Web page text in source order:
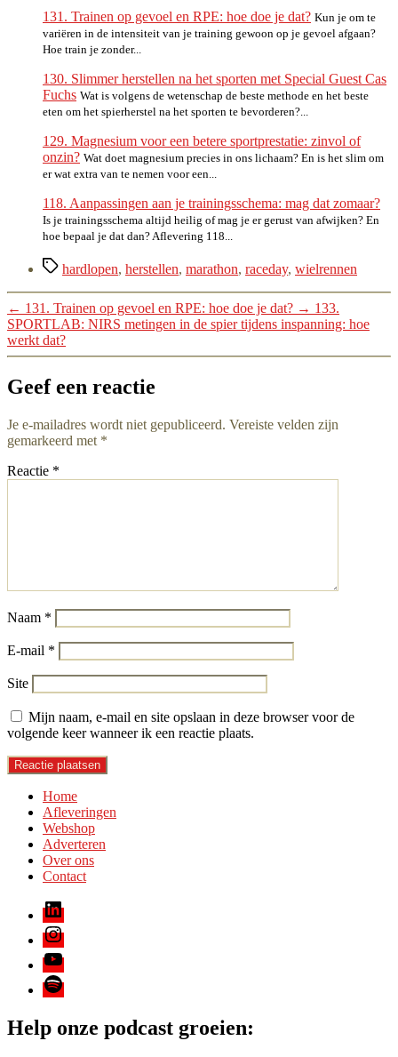
131. Trainen op gevoel en RPE: hoe doe je dat? Kun je om te
variëren in de intensiteit van je training gewoon op je gevoel afgaan?
Hoe train je zonder...
130. Slimmer herstellen na het sporten met Special Guest Cas
Fuchs Wat is volgens de wetenschap de beste methode en het beste
eten om het spierherstel na het sporten te bevorderen?...
129. Magnesium voor een betere sportprestatie: zinvol of
onzin? Wat doet magnesium precies in ons lichaam? En is het slim om
er wat extra van te nemen voor een...
118. Aanpassingen aan je trainingsschema: mag dat zomaar?
Is je trainingsschema altijd heilig of mag je er gerust van afwijken? En
hoe bepaal je dat dan? Aflevering 118...
Tagshardlopen, herstellen, marathon, raceday, wielrennen
← 131. Trainen op gevoel en RPE: hoe doe je dat? → 133.
SPORTLAB: NIRS metingen in de spier tijdens inspanning: hoe
werkt dat?
Geef een reactie
Je e-mailadres wordt niet gepubliceerd. Vereiste velden zijn
gemarkeerd met *
Reactie *
Naam *
E-mail *
Site
Mijn naam, e-mail en site opslaan in deze browser voor de
volgende keer wanneer ik een reactie plaats.
Home
Afleveringen
Webshop
Adverteren
Over ons
Contact
LinkedIn
Instagram
Youtube
Spotify
Help onze podcast groeien: